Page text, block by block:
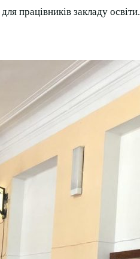
працівників закладу освіти.